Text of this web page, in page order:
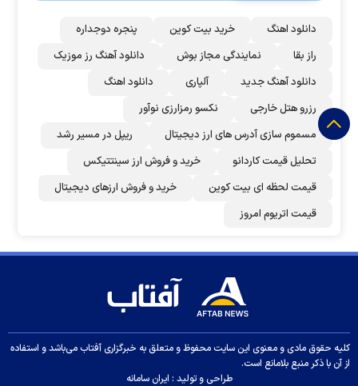
دانلود اهنگ خرید بیت کوین
پنجره دوجداره
راز بقا
نمایندگی مجاز بوش
دانلود آهنگ رز‌ موزیک
دانلود آهنگ جدید
آلپاری
دانلود اهنگ
رزرو هتل خارجی
نکسو رمزارزی نوآور
مسموم سازی آدرس های ارز دیجیتال
ریپل در مسیر رشد
تحلیل قیمت کاردانو
خرید و فروش ارز سینتتیکس
قیمت لحظه ای بیت کوین
خرید و فروش ارزهای دیجیتال
قیمت اتریوم امروز
کلیه حقوق مادی و معنوی این سایت محفوظ و متعلق به خبرگزاری آفتاب می‌باشد و استفاده
از آن با ذکر منبع بلامانع است.
طراحی و تولید : ایران سامانه